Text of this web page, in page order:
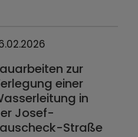
zur
einer
in
Josef-
Straße